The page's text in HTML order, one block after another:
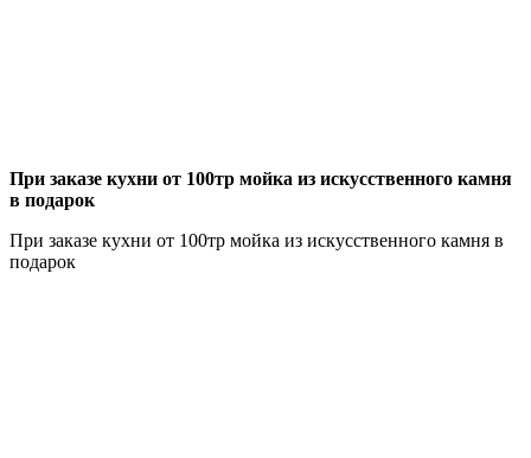
При заказе кухни от 100тр мойка из искусственного камня
в подарок
При заказе кухни от 100тр мойка из искусственного камня в
подарок